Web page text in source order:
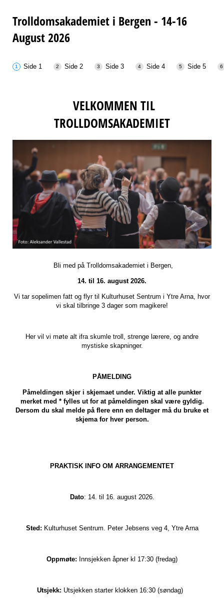
Trolldomsakademiet i Bergen - 14-16
August 2026
Side 1 Side 2 Side 3 Side 4 Side 5
VELKOMMEN TIL
TROLLDOMSAKADEMIET
Bli med på Trolldomsakademiet i Bergen,
14. til 16. august 2026.
Vi tar sopelimen fatt og flyr til Kulturhuset Sentrum i Ytre Arna, hvor
vi skal tilbringe 3 dager som magikere!
Her vil vi møte alt ifra skumle troll, strenge lærere, og andre
mystiske skapninger.
PÅMELDING
Påmeldingen skjer i skjemaet under. Viktig at alle punkter
merket med * fylles ut for at påmeldingen skal være gyldig.
Dersom du skal melde på flere enn en deltager må du bruke et
skjema for hver person.
PRAKTISK INFO OM ARRANGEMENTET
Dato: 14. til 16. august 2026.
Sted: Kulturhuset Sentrum. Peter Jebsens veg 4, Ytre Arna
Oppmøte: Innsjekken åpner kl 17:30 (fredag)
Utsjekk: Utsjekken starter klokken 16:30 (søndag)